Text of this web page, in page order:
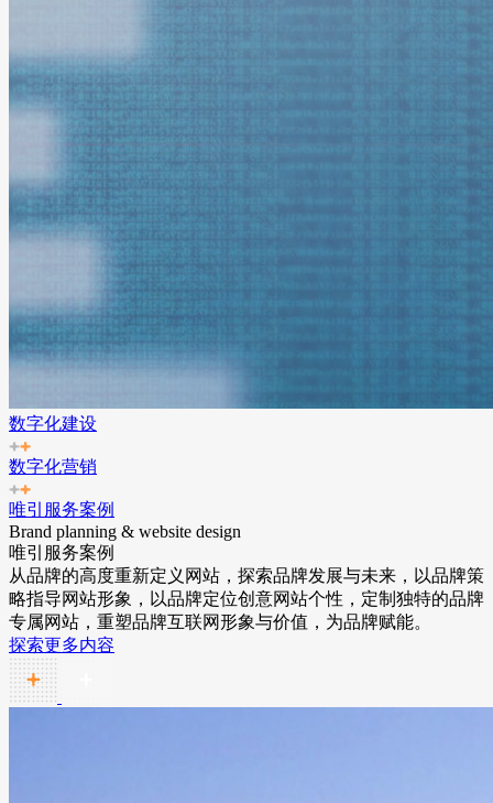
数字化建设
数字化营销
唯引服务案例
Brand planning & website design
唯引服务案例
从品牌的高度重新定义网站，探索品牌发展与未来，以品牌策
略指导网站形象，以品牌定位创意网站个性，定制独特的品牌
专属网站，重塑品牌互联网形象与价值，为品牌赋能。
探索更多内容